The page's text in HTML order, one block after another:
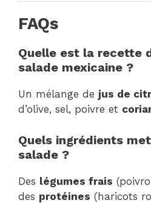
FAQs
Quelle est la recette
salade mexicaine ?
Un mélange de jus de
d’olive, sel, poivre et
Quels ingrédients
salade ?
Des légumes frais
des protéines (haricots